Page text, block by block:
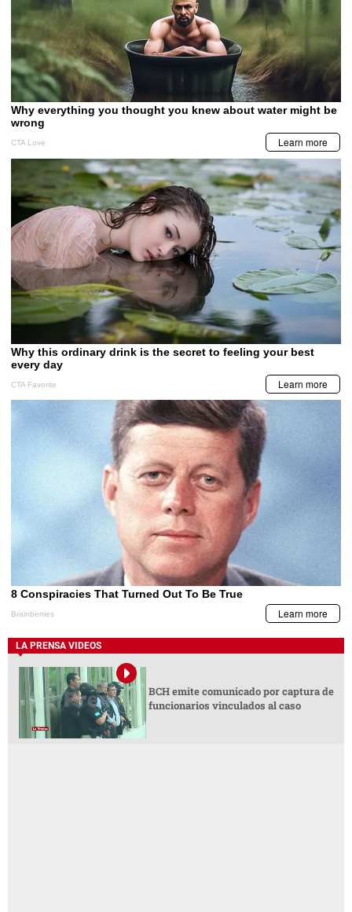
LA PRENSA VIDEOS
BCH emite comunicado por captura de
funcionarios vinculados al caso